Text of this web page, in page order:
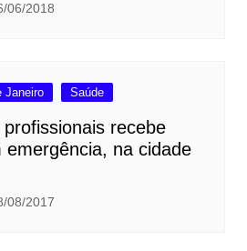
06/2018
Janeiro Saúde
recebe
emergência, na cidade
08/2017